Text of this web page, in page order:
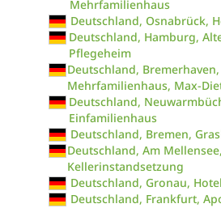
Mehrfamilienhaus
Deutschland, Osnabrück,
Deutschland, Hamburg,
Pflegeheim
Deutschland, Bremerhaven,
Mehrfamilienhaus, Max-
Deutschland,
Einfamilienhaus
Deutschland, Bremen,
Deutschland, Am
Kellerinstandsetzung
Deutschland, Gronau, Hotel
Deutschland, Frankfurt,